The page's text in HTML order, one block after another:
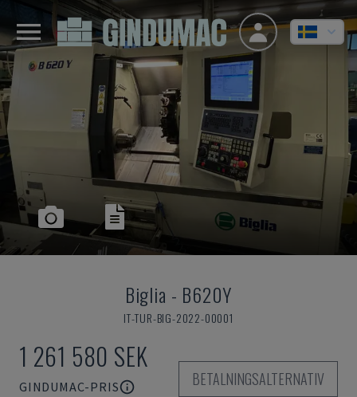
Biglia - B620Y
IT-TUR-BIG-2022-00001
1 261 580 SEK
GINDUMAC-PRIS
BETALNINGSALTERNATIV